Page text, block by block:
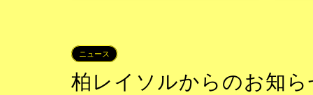
ニュース
柏レイソルからのお知